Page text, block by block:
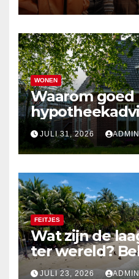
WONEN
Waarom goed
dan alleen
JULI 31, 2026 ADMIN
FEITJES
Wat zijn de
ter wereld?
top 10
JULI 23, 2026 ADMIN